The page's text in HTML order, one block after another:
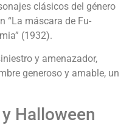
clásicos del género
“La máscara de Fu-
(1932).
y amenazador,
generoso y amable, un
Halloween